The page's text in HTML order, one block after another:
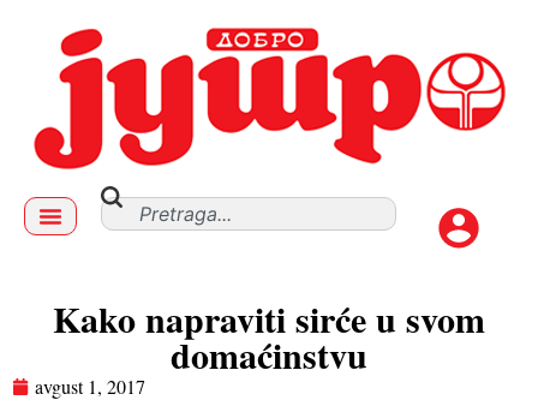
Kako napraviti sirće u svom
domaćinstvu
avgust 1, 2017